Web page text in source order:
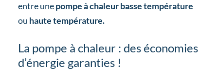
entre unepompe à chaleur basse température
ou haute température.
La pompe à chaleur : des économies
d’énergie garanties !